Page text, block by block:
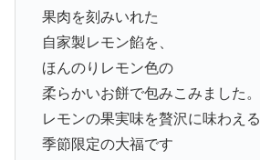
果肉を刻みいれた
自家製レモン餡を、
ほんのりレモン色の
柔らかいお餅で包みこみました。
レモンの果実味を贅沢に味わえる
季節限定の大福です